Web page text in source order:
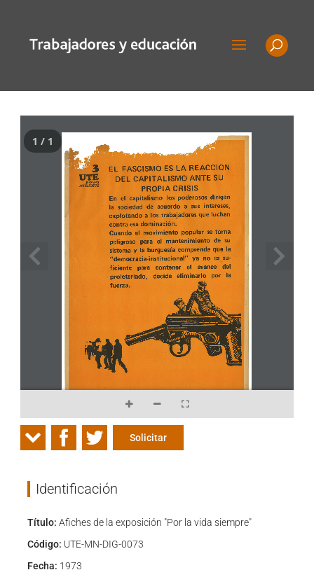
1 / 1
Solicitar
Identificación
Título: Afiches de la exposición "Por la vida siempre"
Código: UTE-MN-DIG-0073
Fecha: 1973